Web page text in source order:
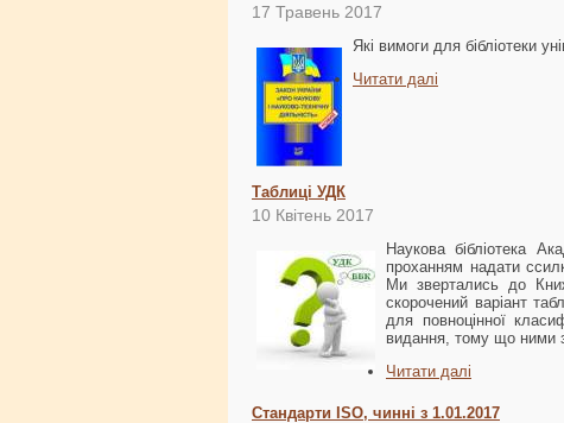
17 Травень 2017
Які вимоги для бібліотеки
Читати далі
Таблиці УДК
10 Квітень 2017
Наукова бібліотека
проханням надати
Ми звертались до
скорочений варіант
для повноцінної
видання, тому що ними
Читати далі
Стандарти ISO, чинні з 1.01.2017